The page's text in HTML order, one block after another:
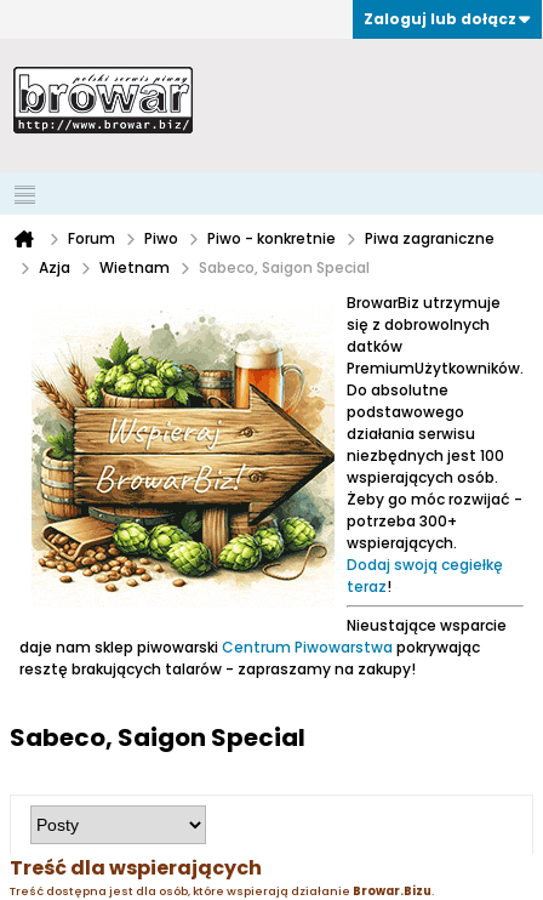
Zaloguj lub dołącz
Forum Piwo Piwo - konkretnie
Piwa zagraniczne
Azja
Wietnam
Sabeco, Saigon Special
BrowarBiz utrzymuje
się z dobrowolnych
datków
PremiumUżytkowników.
Do absolutne
podstawowego
działania serwisu
niezbędnych jest 100
wspierających osób.
Żeby go móc rozwijać -
potrzeba 300+
wspierających.
Dodaj swoją cegiełkę
teraz!
Nieustające wsparcie
daje nam sklep piwowarskiCentrum Piwowarstwapokrywając
resztę brakujących talarów - zapraszamy na zakupy!
Sabeco, Saigon Special
Treść dla wspierających
Treść dostępna jest dla osób, które wspierają działanie Browar.Bizu.